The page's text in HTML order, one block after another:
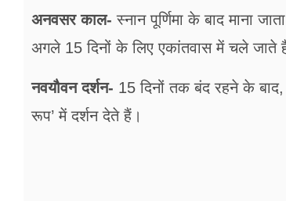
अनवसर काल- स्नान पूर्णिमा के बाद माना
अगले 15 दिनों के लिए एकांतवास में चले जाते
नवयौवन दर्शन- 15 दिनों तक बंद रहने के
रूप’ में दर्शन देते हैं।